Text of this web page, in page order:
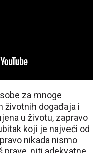
za mnoge
životnih događaja i
u životu, zapravo
koji je najveći od
nikada nismo